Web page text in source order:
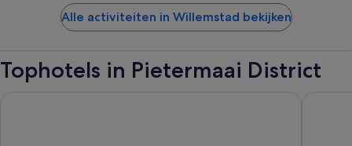
Alle activiteiten in Willemstad bekijken
Tophotels in Pietermaai District